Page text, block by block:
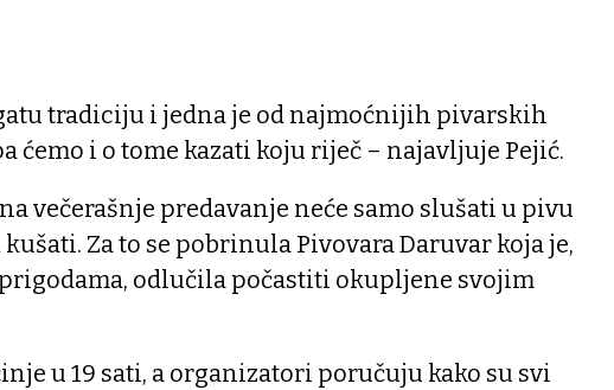
tradiciju i jedna je od najmoćnijih pivarskih
ćemo i o tome kazati koju riječ – najavljuje Pejić.
večerašnje predavanje neće samo slušati u pivu
kušati. Za to se pobrinula Pivovara Daruvar koja je,
odlučila počastiti okupljene svojim
u 19 sati, a organizatori poručuju kako su svi